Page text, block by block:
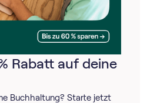
Rabatt auf deine
Buchhaltung? Starte jetzt